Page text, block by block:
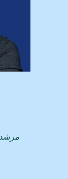
مرشد